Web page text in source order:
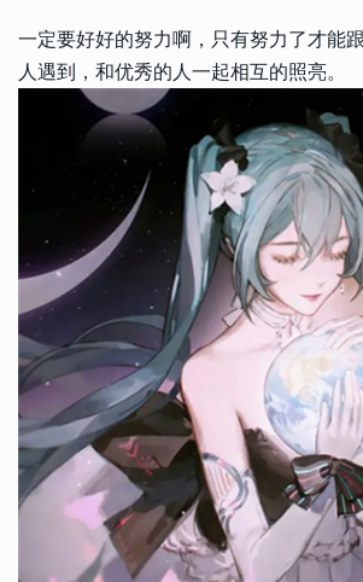
一定要好好的努力啊，只有努力了才能
人遇到，和优秀的人一起相互的照亮。